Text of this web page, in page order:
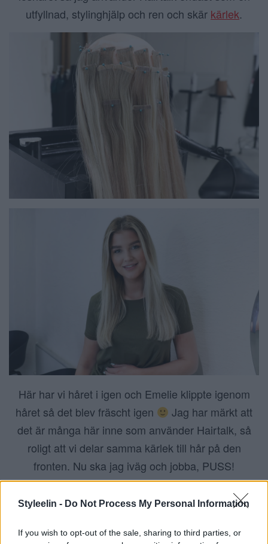
Styleelin - Do Not Process My Personal Information
If you wish to opt-out of the sale, sharing to third parties, or
utfyllnad, stylinghjälp och ren och skär kärlek.
Här har vi håret i igen och Emelie klippte igenom
håret så det blev fräscht igen
Jag har märkt att
det är många här inne som använder Hairtalk, så
roligt att vi delar samma kärlek till hår på den
fronten. Nu ska jag iväg och jobba, PUSS!